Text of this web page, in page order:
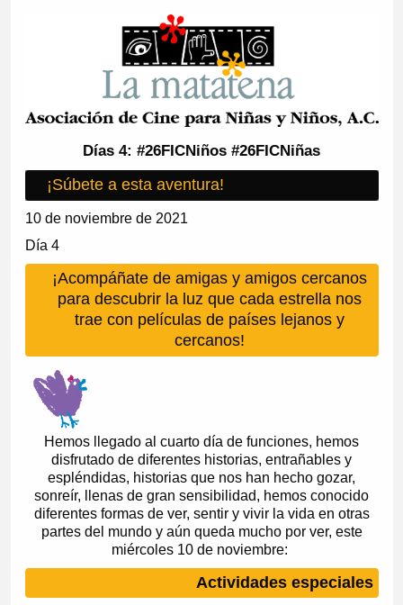
Días 4: #26FICNiños #26FICNiñas
¡Súbete a esta aventura!
10 de noviembre de 2021
Día 4
¡Acompáñate de amigas y amigos cercanos
para descubrir la luz que cada estrella nos
trae con películas de países lejanos y
cercanos!
Hemos llegado al cuarto día de funciones, hemos
disfrutado de diferentes historias, entrañables y
espléndidas, historias que nos han hecho gozar,
sonreír, llenas de gran sensibilidad, hemos conocido
diferentes formas de ver, sentir y vivir la vida en otras
partes del mundo y aún queda mucho por ver, este
miércoles 10 de noviembre:
Actividades especiales